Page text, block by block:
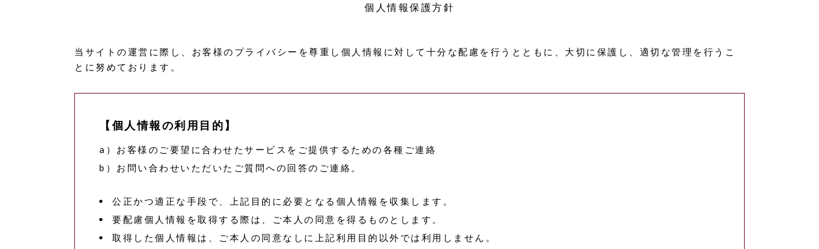
個人情報保護方針
当サイトの運営に際し、お客様のプライバシーを尊重し個人情報に対して十分な配慮を行うとともに、大切に保護し、適切な管理を行うこ
とに努めております。
【個人情報の利用目的】
a）お客様のご要望に合わせたサービスをご提供するための各種ご連絡
b）お問い合わせいただいたご質問への回答のご連絡。
公正かつ適正な手段で、上記目的に必要となる個人情報を収集します。
要配慮個人情報を取得する際は、ご本人の同意を得るものとします。
取得した個人情報は、ご本人の同意なしに上記利用目的以外では利用しません。